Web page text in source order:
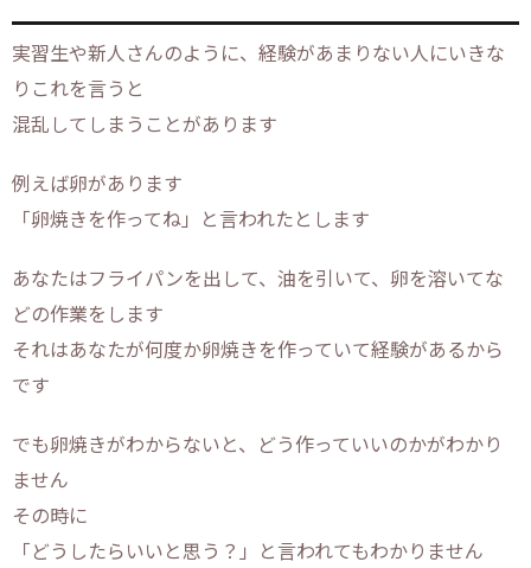
実習生や新人さんのように、経験があまりない人にいきな
りこれを言うと
混乱してしまうことがあります
例えば卵があります
「卵焼きを作ってね」と言われたとします
あなたはフライパンを出して、油を引いて、卵を溶いてな
どの作業をします
それはあなたが何度か卵焼きを作っていて経験があるから
です
でも卵焼きがわからないと、どう作っていいのかがわかり
ません
その時に
「どうしたらいいと思う？」と言われてもわかりません